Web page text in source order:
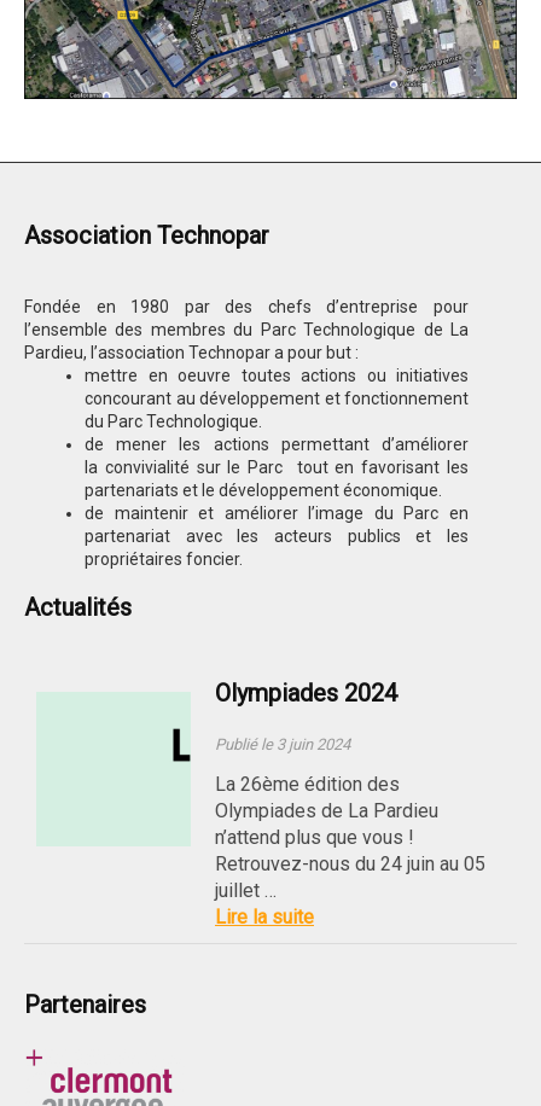
Association Technopar
Fondée en 1980 par des chefs d’entreprise pour
l’ensemble des membres du Parc Technologique de La
Pardieu, l’association Technopar a pour but :
mettre en oeuvre toutes actions ou initiatives
concourant au développement et fonctionnement
du Parc Technologique.
de mener les actions permettant d’améliorer
la convivialité sur le Parc tout en favorisant les
partenariats et le développement économique.
de maintenir et améliorer l’image du Parc en
partenariat avec les acteurs publics et les
propriétaires foncier.
Actualités
Olympiades 2024
Publié le 3 juin 2024
La 26ème édition des
Olympiades de La Pardieu
n’attend plus que vous !
Retrouvez-nous du 24 juin au 05
juillet …
Lire la suite
Partenaires